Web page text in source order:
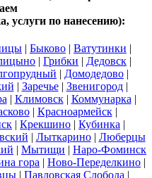
услуги по нанесению):
| Быково | Ватутинки |
| Грибки | Дедовск |
| Домодедово |
| Заречье| Звенигород|
| Климовск| Коммунарка |
| Красноармейск|
| Крекшино | Кубинка |
| Лыткарино| Люберцы
| Мытищи | Наро-Фоминск
гора | Ново-Переделкино |
| Павловская Слобода |